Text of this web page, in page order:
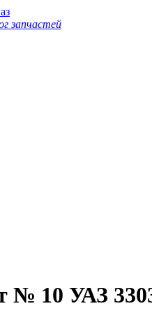
запчастей
№ 10 УАЗ